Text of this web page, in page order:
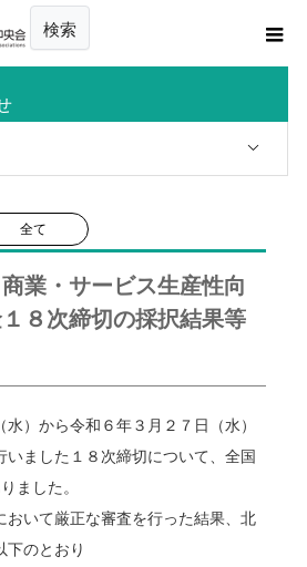
検索
全て
業・サービス生産性向
８次締切の採択結果等
）から令和６年３月２７日（水）
いました１８次締切について、全国
ました。
おいて厳正な審査を行った結果、北
下のとおり